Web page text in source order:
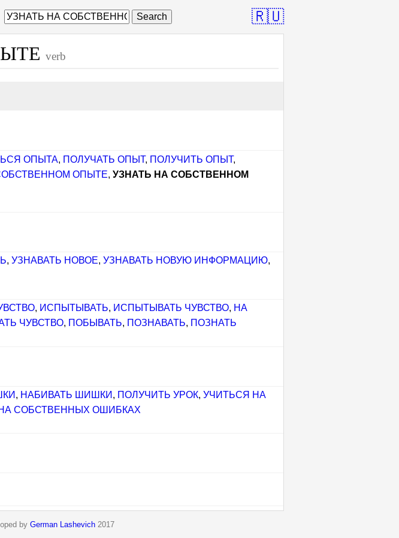
Search 🇷🇺
verb
ОПЫТА, ПОЛУЧАТЬ ОПЫТ, ПОЛУЧИТЬ ОПЫТ,
ОПЫТЕ,УЗНАТЬ НА СОБСТВЕННОМ
, УЗНАВАТЬ НОВОЕ, УЗНАВАТЬ НОВУЮ ИНФОРМАЦИЮ,
, ИСПЫТЫВАТЬ, ИСПЫТЫВАТЬ ЧУВСТВО, НА
ЧУВСТВО, ПОБЫВАТЬ, ПОЗНАВАТЬ, ПОЗНАТЬ
, НАБИВАТЬ ШИШКИ , ПОЛУЧИТЬ УРОК, УЧИТЬСЯ НА
СОБСТВЕННЫХ ОШИБКАХ
by German Lashevich 2017